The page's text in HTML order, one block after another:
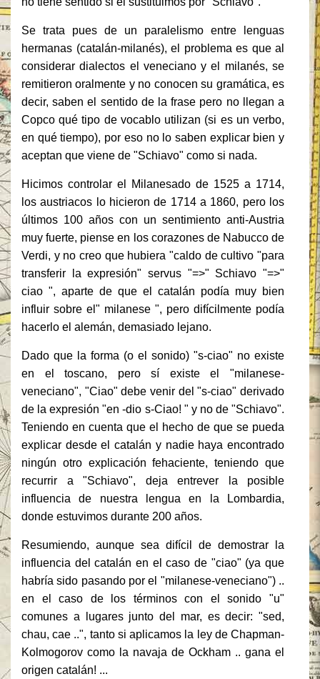
Se trata pues de un paralelismo entre lenguas
hermanas (catalán-milanés), el problema es que al
considerar dialectos el veneciano y el milanés, se
remitieron oralmente y no conocen su gramática, es
decir, saben el sentido de la frase pero no llegan a
Copco qué tipo de vocablo utilizan (si es un verbo,
en qué tiempo), por eso no lo saben explicar bien y
aceptan que viene de "Schiavo" como si nada.
Hicimos controlar el Milanesado de 1525 a 1714,
los austriacos lo hicieron de 1714 a 1860, pero los
últimos 100 años con un sentimiento anti-Austria
muy fuerte, piense en los corazones de Nabucco de
Verdi, y no creo que hubiera "caldo de cultivo "para
transferir la expresión" servus "=>" Schiavo "=>"
ciao ", aparte de que el catalán podía muy bien
influir sobre el" milanese ", pero difícilmente podía
hacerlo el alemán, demasiado lejano.
Dado que la forma (o el sonido) "s-ciao" no existe
en el toscano, pero sí existe el "milanese-
veneciano", "Ciao" debe venir del "s-ciao" derivado
de la expresión "en -dio s-Ciao! " y no de "Schiavo".
Teniendo en cuenta que el hecho de que se pueda
explicar desde el catalán y nadie haya encontrado
ningún otro explicación fehaciente, teniendo que
recurrir a "Schiavo", deja entrever la posible
influencia de nuestra lengua en la Lombardia,
donde estuvimos durante 200 años.
Resumiendo, aunque sea difícil de demostrar la
influencia del catalán en el caso de "ciao" (ya que
habría sido pasando por el "milanese-veneciano") ..
en el caso de los términos con el sonido "u"
comunes a lugares junto del mar, es decir: "sed,
chau, cae ..", tanto si aplicamos la ley de Chapman-
Kolmogorov como la navaja de Ockham .. gana el
origen catalán! ...